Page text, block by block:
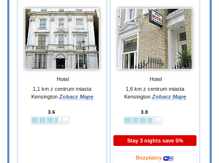
Hotel
1,1 km z centrum miasta
Kensington Zobacz Mapę
3.6
Hotel
1,6 km z centrum miasta
Kensington Zobacz Mapę
3.8
Stay 3 nights save 5%
Bezpłatny